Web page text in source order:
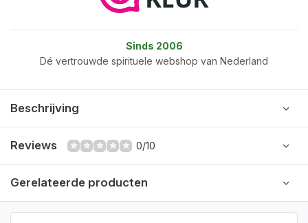
Sinds 2006
Dé vertrouwde spirituele webshop van Nederland
Beschrijving
Reviews 0/10
Gerelateerde producten